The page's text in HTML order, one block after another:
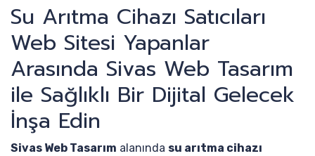
Su Arıtma Cihazı Satıcıları
Web Sitesi Yapanlar
Arasında Sivas Web Tasarım
ile Sağlıklı Bir Dijital Gelecek
İnşa Edin
Sivas Web Tasarım alanında su arıtma cihazı